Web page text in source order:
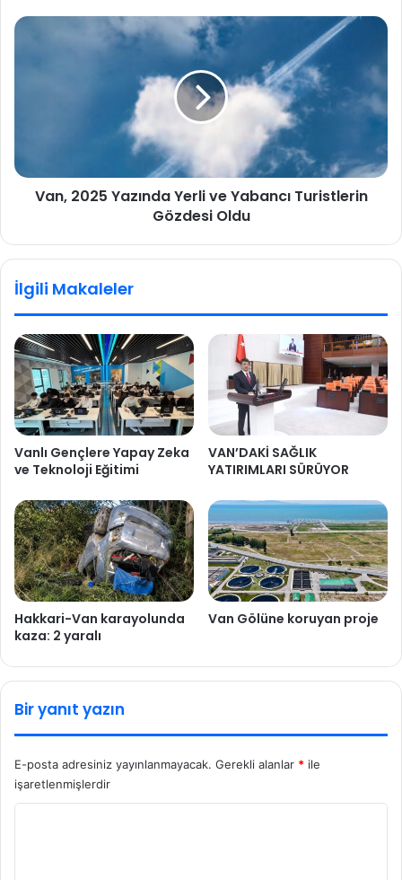
Van, 2025 Yazında Yerli ve Yabancı Turistlerin
Gözdesi Oldu
İlgili Makaleler
Vanlı Gençlere Yapay Zeka
ve Teknoloji Eğitimi
VAN’DAKİ SAĞLIK
YATIRIMLARI SÜRÜYOR
Hakkari-Van karayolunda
kaza: 2 yaralı
Van Gölüne koruyan proje
Bir yanıt yazın
E-posta adresiniz yayınlanmayacak. Gerekli alanlar * ile
işaretlenmişlerdir